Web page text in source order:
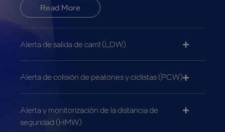
Read More
Alerta de salida de carril (LDW)
Alerta de colisión de peatones y ciclistas (PCW)
Alerta y monitorización de la distancia de
seguridad (HMW)